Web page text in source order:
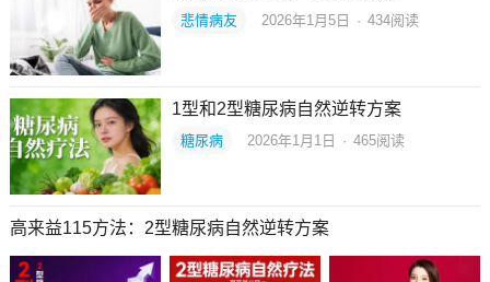
悲情病友 2026年1月5日 · 434阅读
1型和2型糖尿病自然逆转方案
糖尿病 2026年1月1日 · 465阅读
高来益115方法：2型糖尿病自然逆转方案